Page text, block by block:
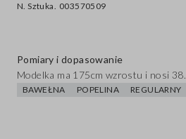
N. Sztuka. 003570509
Pomiary i dopasowanie
Modelka ma 175cm wzrostu i nosi 38.
BAWEŁNA POPELINA REGULARNY